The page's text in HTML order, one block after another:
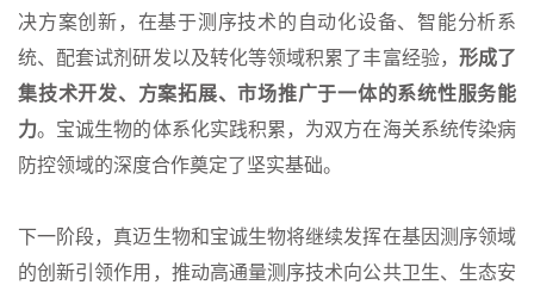
决方案创新，在基于测序技术的自动化设备、智能分析系
统、配套试剂研发以及转化等领域积累了丰富经验， 形成了
集技术开发、方案拓展、市场推广于一体的系统性服务能
力。宝诚生物的体系化实践积累，为双方在海关系统传染病
防控领域的深度合作奠定了坚实基础。
下一阶段，真迈生物和宝诚生物将继续发挥在基因测序领域
的创新引领作用，推动高通量测序技术向公共卫生、生态安